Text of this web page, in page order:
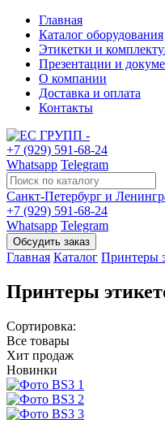
Главная
Каталог оборудования
Этикетки и
Презентации и
О компании
Доставка и оплата
Контакты
+7 (929) 591-68-24
Whatsapp Telegram
Санкт-Петербург и
+7 (929) 591-68-24
Whatsapp Telegram
Главная Каталог Принтеры
Принтеры
Сортировка:
Все товары
Хит продаж
Новинки